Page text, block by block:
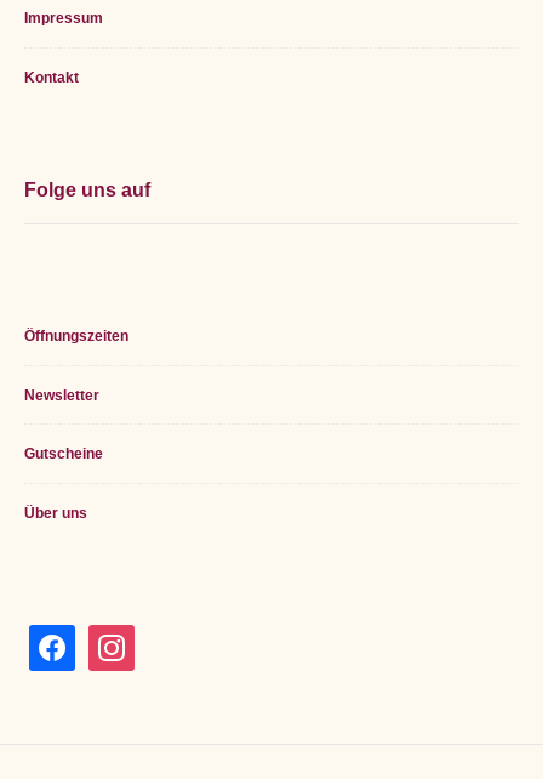
Impressum
Kontakt
Öffnungszeiten
Newsletter
Gutscheine
Über uns
Folge uns auf
facebook instagram